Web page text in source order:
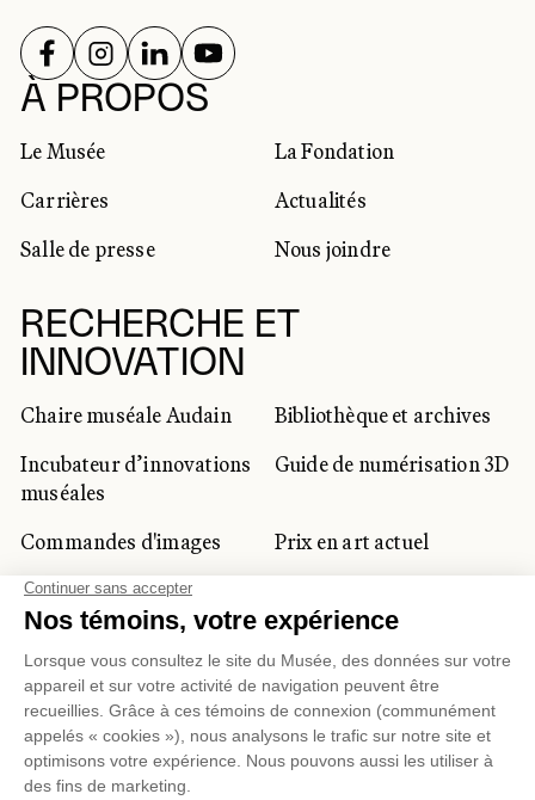
À PROPOS
Le Musée
La Fondation
Carrières
Actualités
Salle de presse
Nous joindre
RECHERCHE ET
INNOVATION
Chaire muséale Audain
Bibliothèque et archives
Incubateur d’innovations
muséales
Guide de numérisation 3D
Commandes d'images
Prix en art actuel
Prix Lynne-Cohen
CLIENTÈLE CORPORATIVE
ET PRIVÉE
Location d'espaces
Activités corporatives
RÉSEAUX SOCIAUX
SUIVEZ-NOUS SUR
SUIVEZ-NOUS SUR
SUIVEZ-NOUS SUR
SUIVEZ-NOUS SUR